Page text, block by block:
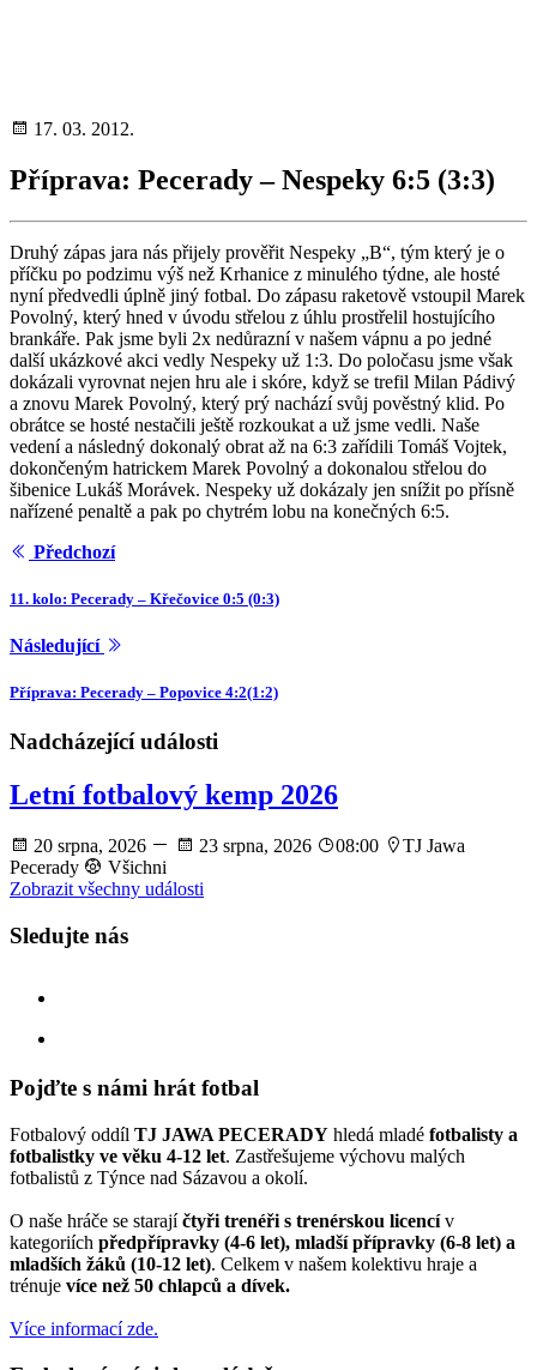
17. 03. 2012.
Příprava: Pecerady – Nespeky 6:5 (3:3)
Druhý zápas jara nás přijely prověřit Nespeky „B“, tým který je o
příčku po podzimu výš než Krhanice z minulého týdne, ale hosté
nyní předvedli úplně jiný fotbal. Do zápasu raketově vstoupil Marek
Povolný, který hned v úvodu střelou z úhlu prostřelil hostujícího
brankáře. Pak jsme byli 2x nedůrazní v našem vápnu a po jedné
další ukázkové akci vedly Nespeky už 1:3. Do poločasu jsme však
dokázali vyrovnat nejen hru ale i skóre, když se trefil Milan Pádivý
a znovu Marek Povolný, který prý nachází svůj pověstný klid. Po
obrátce se hosté nestačili ještě rozkoukat a už jsme vedli. Naše
vedení a následný dokonalý obrat až na 6:3 zařídili Tomáš Vojtek,
dokončeným hatrickem Marek Povolný a dokonalou střelou do
šibenice Lukáš Morávek. Nespeky už dokázaly jen snížit po přísně
nařízené penaltě a pak po chytrém lobu na konečných 6:5.
Předchozí
11. kolo: Pecerady – Křečovice 0:5 (0:3)
Následující
Příprava: Pecerady – Popovice 4:2(1:2)
Nadcházející události
Letní fotbalový kemp 2026
20 srpna, 2026 23 srpna, 2026 08:00
TJ Jawa
Pecerady
Všichni
Zobrazit všechny události
Sledujte nás
Pojďte s námi hrát fotbal
Fotbalový oddíl TJ JAWA PECERADY hledá mladé fotbalisty a
fotbalistky ve věku 4-12 let. Zastřešujeme výchovu malých
fotbalistů z Týnce nad Sázavou a okolí.
O naše hráče se starajíčtyři trenéři s trenérskou licencív
kategoriích předpřípravky (4-6 let), mladší přípravky (6-8 let) a
mladších žáků (10-12 let). Celkem v našem kolektivu hraje a
trénuje více než 50 chlapců a dívek.
Více informací zde.